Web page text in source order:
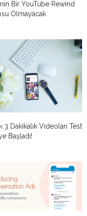
Bir YouTube Rewind
Olmayacak
3 Dakikalık Videoları Test
Başladı!